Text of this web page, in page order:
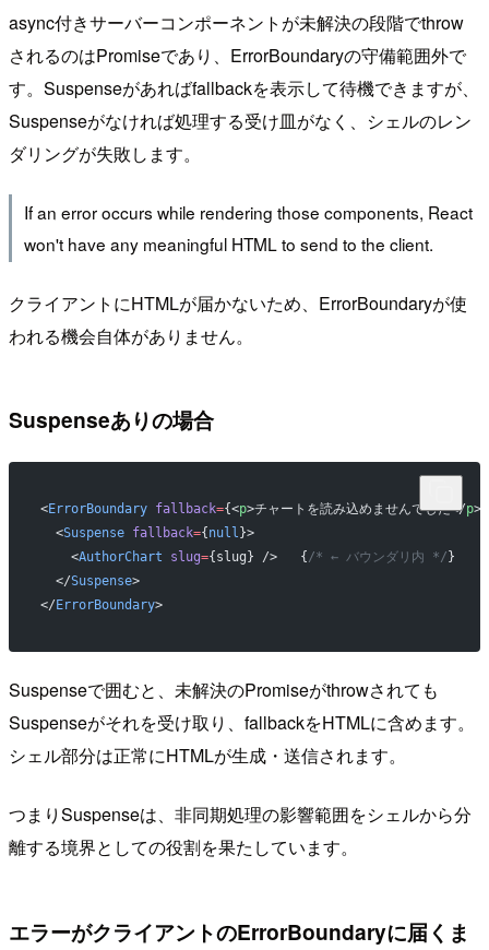
async付きサーバーコンポーネントが未解決の段階でthrow
されるのはPromiseであり、ErrorBoundaryの守備範囲外で
す。Suspenseがあればfallbackを表示して待機できますが、
Suspenseがなければ処理する受け皿がなく、シェルのレン
ダリングが失敗します。
If an error occurs while rendering those components, React
won't have any meaningful HTML to send to the client.
クライアントにHTMLが届かないため、ErrorBoundaryが使
われる機会自体がありません。
Suspenseありの場合
<ErrorBoundary fallback={<p>チャートを読み込めませんでした</p
  <
Suspense fallback={null }>
    <
AuthorChart slug={slug} />   { /* ← バウンダリ内 */}
  </
Suspense>
</ErrorBoundary>
Suspenseで囲むと、未解決のPromiseがthrowされても
Suspenseがそれを受け取り、fallbackをHTMLに含めます。
シェル部分は正常にHTMLが生成・送信されます。
つまりSuspenseは、非同期処理の影響範囲をシェルから分
離する境界としての役割を果たしています。
エラーがクライアントのErrorBoundaryに届くま